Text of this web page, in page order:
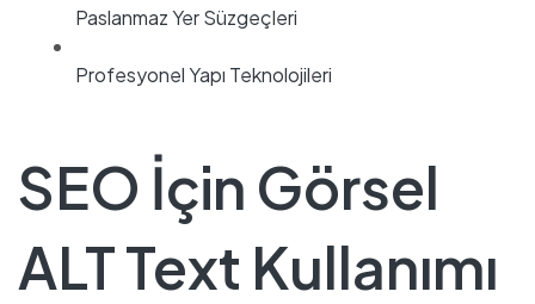
Paslanmaz Yer Süzgeçleri
Profesyonel Yapı Teknolojileri
SEO İçin Görsel
ALT Text Kullanımı